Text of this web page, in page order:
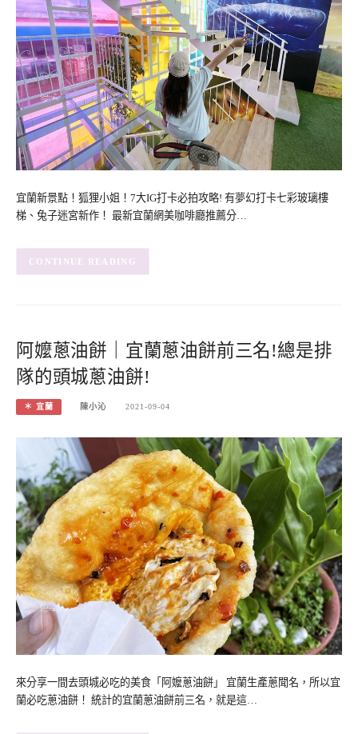
宜蘭新景點！狐狸小姐！7大IG打卡必拍攻略! 有夢幻打卡七彩玻璃樓
梯、兔子迷宮新作！ 最新宜蘭網美咖啡廳推薦分…
CONTINUE READING
阿嬤蔥油餅｜宜蘭蔥油餅前三名!總是排
隊的頭城蔥油餅!
＊ 宜蘭 陳小沁 2021-09-04
來分享一間去頭城必吃的美食「阿嬤蔥油餅」 宜蘭生產蔥聞名，所以宜
蘭必吃蔥油餅！ 統計的宜蘭蔥油餅前三名，就是這…